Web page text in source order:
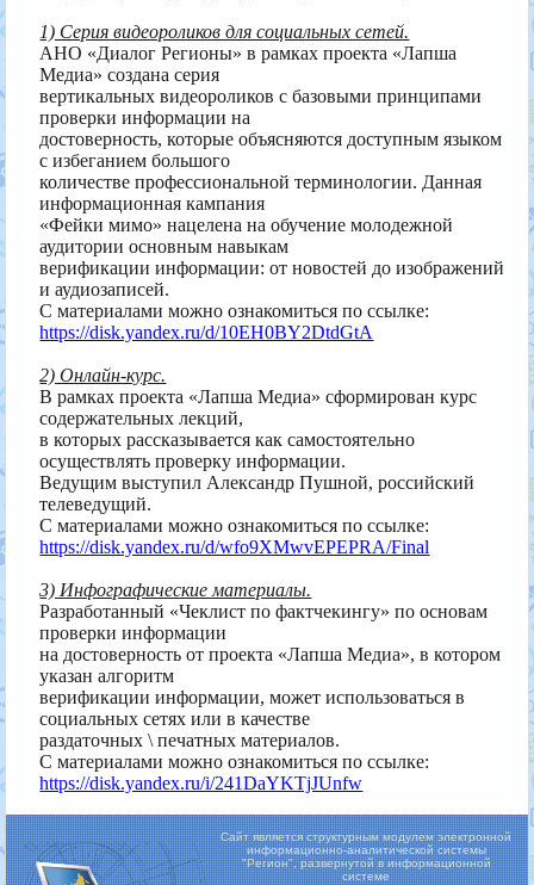
1) Серия видеороликов для социальных сетей.
АНО «Диалог Регионы» в рамках проекта «Лапша
Медиа» создана серия
вертикальных видеороликов с базовыми принципами
проверки информации на
достоверность, которые объясняются доступным языком
с избеганием большого
количестве профессиональной терминологии. Данная
информационная кампания
«Фейки мимо» нацелена на обучение молодежной
аудитории основным навыкам
верификации информации: от новостей до изображений
и аудиозаписей.
С материалами можно ознакомиться по ссылке:
https://disk.yandex.ru/d/10EH0BY2DtdGtA
2) Онлайн-курс.
В рамках проекта «Лапша Медиа» сформирован курс
содержательных лекций,
в которых рассказывается как самостоятельно
осуществлять проверку информации.
Ведущим выступил Александр Пушной, российский
телеведущий.
С материалами можно ознакомиться по ссылке:
https://disk.yandex.ru/d/wfo9XMwvEPEPRA/Final
3) Инфографические материалы.
Разработанный «Чеклист по фактчекингу» по основам
проверки информации
на достоверность от проекта «Лапша Медиа», в котором
указан алгоритм
верификации информации, может использоваться в
социальных сетях или в качестве
раздаточных \ печатных материалов.
С материалами можно ознакомиться по ссылке:
https://disk.yandex.ru/i/241DaYKTjJUnfw
Сайт является структурным модулем электронной
информационно-аналитической системы
"Регион",развернутой в информационной
системе